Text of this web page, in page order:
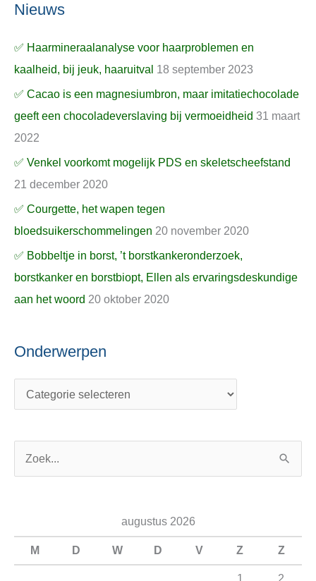
Nieuws
✅ Haarmineraalanalyse voor haarproblemen en
kaalheid, bij jeuk, haaruitval 18 september 2023
✅ Cacao is een magnesiumbron, maar imitatiechocolade
geeft een chocoladeverslaving bij vermoeidheid 31 maart
2022
✅ Venkel voorkomt mogelijk PDS en skeletscheefstand
21 december 2020
✅ Courgette, het wapen tegen
bloedsuikerschommelingen 20 november 2020
✅ Bobbeltje in borst, ’t borstkankeronderzoek,
borstkanker en borstbiopt, Ellen als ervaringsdeskundige
aan het woord 20 oktober 2020
Onderwerpen
augustus 2026
M D W D V Z Z